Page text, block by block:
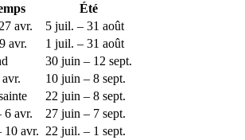
Été
avr.
5 juil. – 31 août
avr.
1 juil. – 31 août
30 juin – 12 sept.
10 juin – 8 sept.
22 juin – 8 sept.
6 avr.
27 juin – 7 sept.
10 avr. 22 juil. – 1 sept.